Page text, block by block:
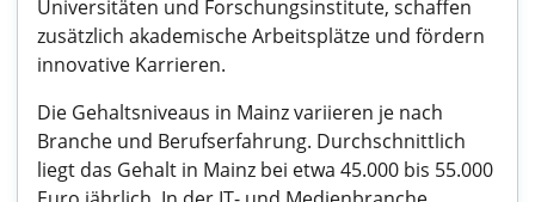
Universitäten und Forschungsinstitute, schaffen
zusätzlich akademische Arbeitsplätze und fördern
innovative Karrieren.
Die Gehaltsniveaus in Mainz variieren je nach
Branche und Berufserfahrung. Durchschnittlich
liegt das Gehalt in Mainz bei etwa 45.000 bis 55.000